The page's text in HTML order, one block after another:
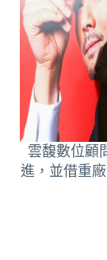
雲馥數位顧
進，並借重